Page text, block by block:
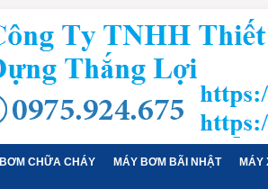
BƠM CHỮA CHÁY MÁY BƠM BÃI NHẬT MÁY